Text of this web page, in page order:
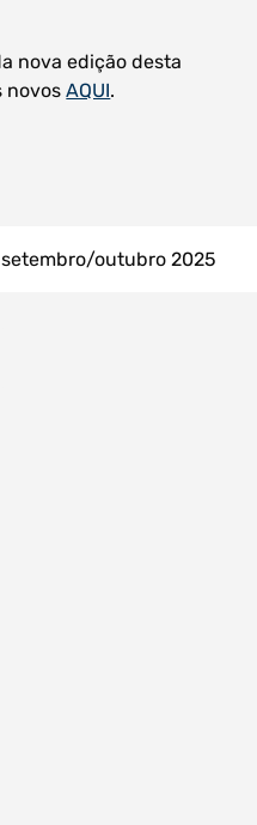
nova edição desta
novosAQUI.
outubro 2025